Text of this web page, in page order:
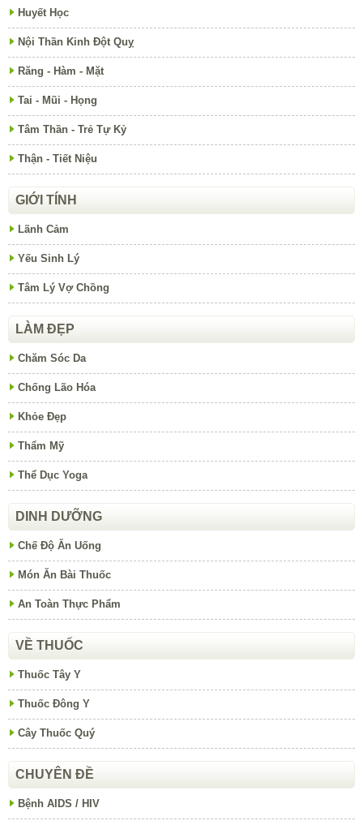
Huyết Học
Nội Thần Kinh Đột Quỵ
Răng - Hàm - Mặt
Tai - Mũi - Họng
Tâm Thần - Trẻ Tự Kỷ
Thận - Tiết Niệu
GIỚI TÍNH
Lãnh Cảm
Yếu Sinh Lý
Tâm Lý Vợ Chồng
LÀM ĐẸP
Chăm Sóc Da
Chống Lão Hóa
Khỏe Đẹp
Thẩm Mỹ
Thể Dục Yoga
DINH DƯỠNG
Chế Độ Ăn Uống
Món Ăn Bài Thuốc
An Toàn Thực Phẩm
VỀ THUỐC
Thuốc Tây Y
Thuốc Đông Y
Cây Thuốc Quý
CHUYÊN ĐỀ
Bệnh AIDS / HIV